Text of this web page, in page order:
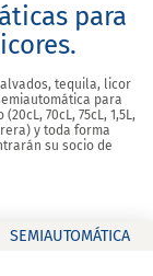
para
tequila, licor
para
70cL, 75cL, 1,5L,
y toda forma
su socio de
SEMIAUTOMÁTICA